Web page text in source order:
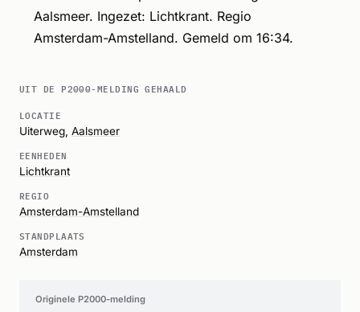
Aalsmeer. Ingezet: Lichtkrant. Regio
Amsterdam-Amstelland. Gemeld om 16:34.
UIT DE P2000-MELDING GEHAALD
LOCATIE
Uiterweg, Aalsmeer
EENHEDEN
Lichtkrant
REGIO
Amsterdam-Amstelland
STANDPLAATS
Amsterdam
Originele P2000-melding